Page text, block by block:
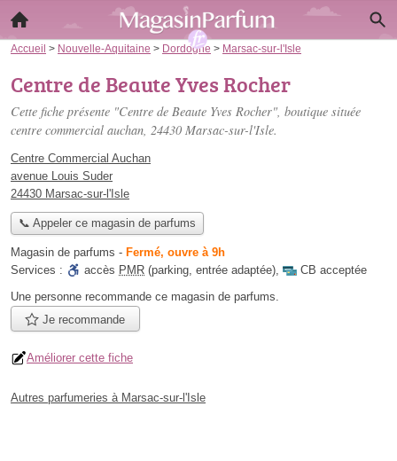
Accueil > Nouvelle-Aquitaine > Dordogne > Marsac-sur-l'Isle
Centre de Beaute Yves Rocher
Cette fiche présente "Centre de Beaute Yves Rocher", boutique située
centre commercial auchan, 24430 Marsac-sur-l'Isle.
Centre Commercial Auchan
avenue Louis Suder
24430 Marsac-sur-l'Isle
📞 Appeler ce magasin de parfums
Magasin de parfums - Fermé, ouvre à 9h
Services :
accès PMR (parking, entrée adaptée),
CB acceptée
Une personne recommande ce magasin de parfums.
Je recommande
Améliorer cette fiche
Autres parfumeries à Marsac-sur-l'Isle